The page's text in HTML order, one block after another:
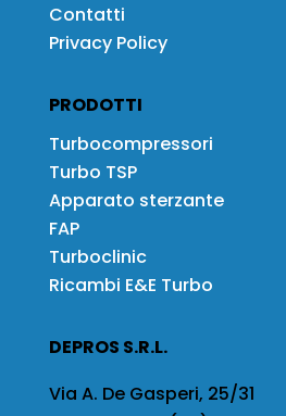
Contatti
Privacy Policy
PRODOTTI
Turbocompressori
Turbo TSP
Apparato sterzante
FAP
Turboclinic
Ricambi E&E Turbo
DEPROS S.R.L.
Via A. De Gasperi, 25/31